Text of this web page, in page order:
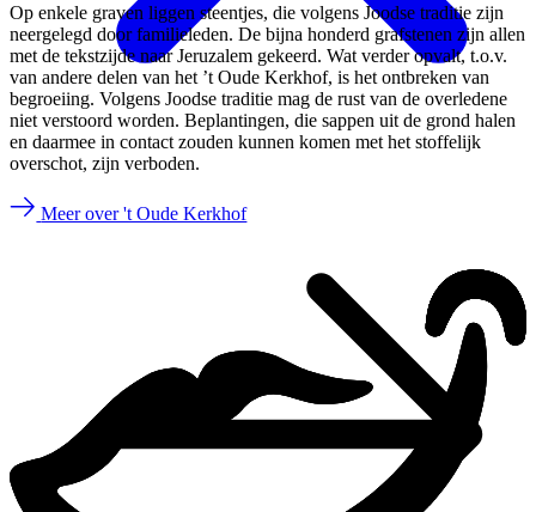
Op enkele graven liggen steentjes, die volgens Joodse traditie zijn
neergelegd door familieleden. De bijna honderd grafstenen zijn allen
met de tekstzijde naar Jeruzalem gekeerd. Wat verder opvalt, t.o.v.
van andere delen van het ’t Oude Kerkhof, is het ontbreken van
begroeiing. Volgens Joodse traditie mag de rust van de overledene
niet verstoord worden. Beplantingen, die sappen uit de grond halen
en daarmee in contact zouden kunnen komen met het stoffelijk
overschot, zijn verboden.
Meer over 't Oude Kerkhof